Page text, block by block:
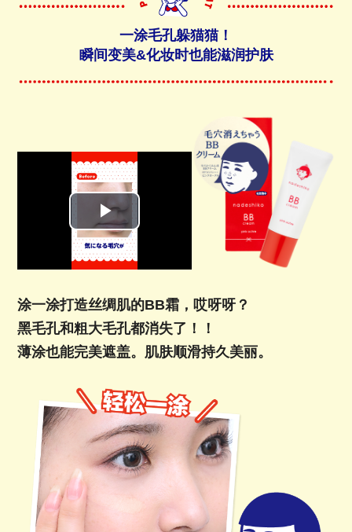
一涂毛孔躲猫猫！
瞬间变美&化妆时也能滋润护肤
涂一涂打造丝绸肌的BB霜，哎呀呀？
黑毛孔和粗大毛孔都消失了！！
薄涂也能完美遮盖。肌肤顺滑持久美丽。